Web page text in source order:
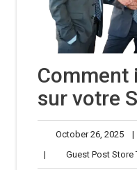
Comment
sur votre
October 26, 2025 |
| Guest Post Store